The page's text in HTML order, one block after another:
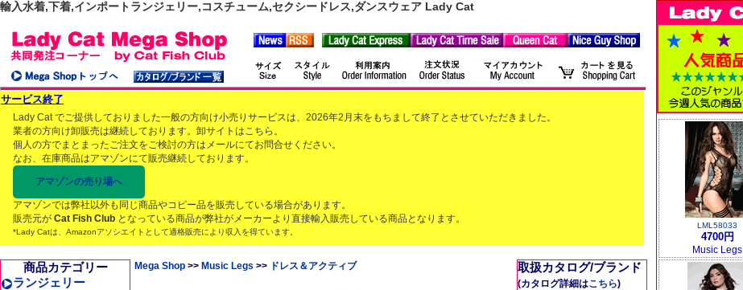
輸入水着,下着,インポートランジェリー,コスチューム,セクシードレス,ダンスウェア Lady Cat
サービス終了
Lady Cat でご提供しておりました一般の方向け小売りサービスは、2026年2月末をもちまして終了とさせていただきました。
業者の方向け卸販売は継続しております。卸サイトはこちら 。
個人の方でまとまったご注文をご検討の方はメールにてお問合せください。
なお、在庫商品はアマゾンにて販売継続しております。
アマゾンの売り場へ
アマゾンでは弊社以外も同じ商品やコピー品を販売している場合があります。
販売元が Cat Fish Club となっている商品が弊社がメーカーより直接輸入販売している商品となります。
*Lady Catは、Amazonアソシエイトとして適格販売により収入を得ています。
商品カテゴリー
ランジェリー
Mega Shop >> Music Legs >> ドレス＆アクティブ 取扱カタログ/ブランド
(カタログ詳細はこちら)
LML58033
4700円
Music Legs